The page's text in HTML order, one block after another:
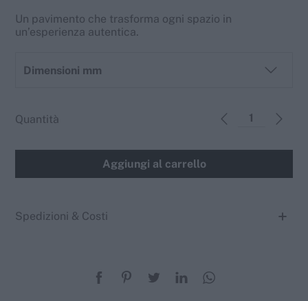
Un pavimento che trasforma ogni spazio in
un’esperienza autentica.
Dimensioni mm
Quantità
Aggiungi al carrello
Spedizioni & Costi